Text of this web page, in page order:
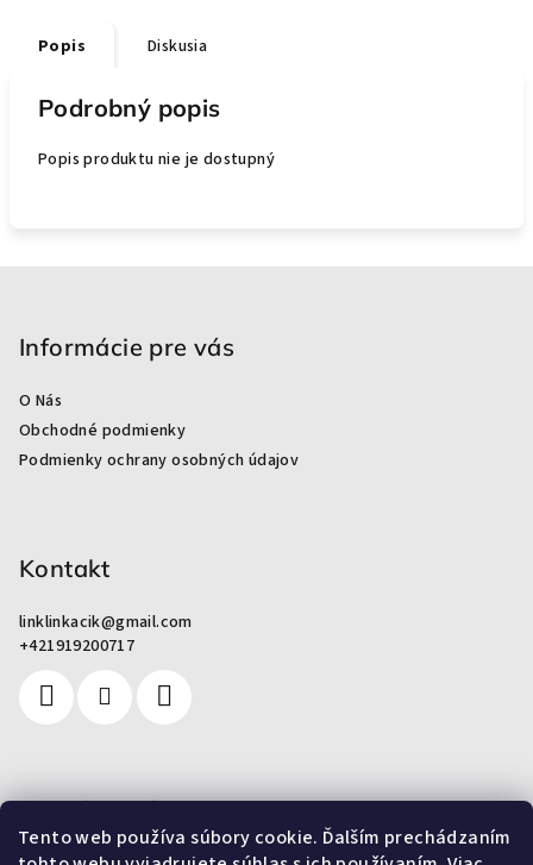
Tento web používa súbory cookie. Ďalším prechádzaním
Popis Diskusia
Podrobný popis
Popis produktu nie je dostupný
Informácie pre vás
O Nás
Obchodné podmienky
Podmienky ochrany osobných údajov
Kontakt
linklinkacik@gmail.com
+421919200717
Pre zákazníkov